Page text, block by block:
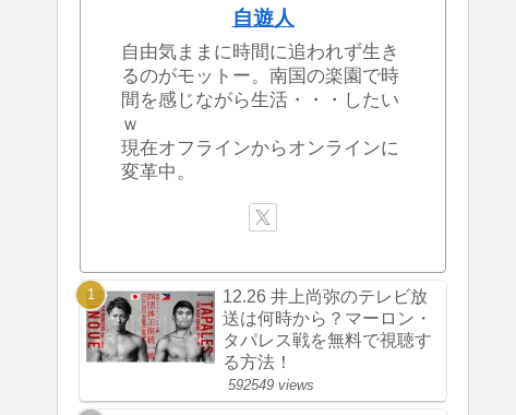
自遊人
自由気ままに時間に追われず生き
るのがモットー。南国の楽園で時
間を感じながら生活・・・したい
ｗ
現在オフラインからオンラインに
変革中。
12.26 井上尚弥のテレビ放
送は何時から？マーロン・
タパレス戦を無料で視聴す
る方法！
592549 views